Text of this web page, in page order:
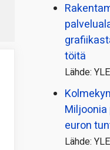
töitä
Lähde:
euron
Lähde: